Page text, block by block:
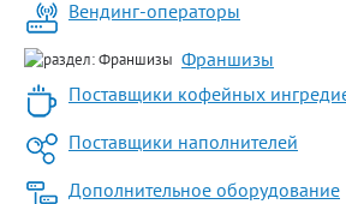
Вендинг-операторы
Франшизы
Поставщики кофейных
Поставщики наполнителей
Дополнительное оборудование